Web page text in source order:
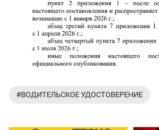
#ВОДИТЕЛЬСКОЕ УДОСТОВЕРЕНИЕ